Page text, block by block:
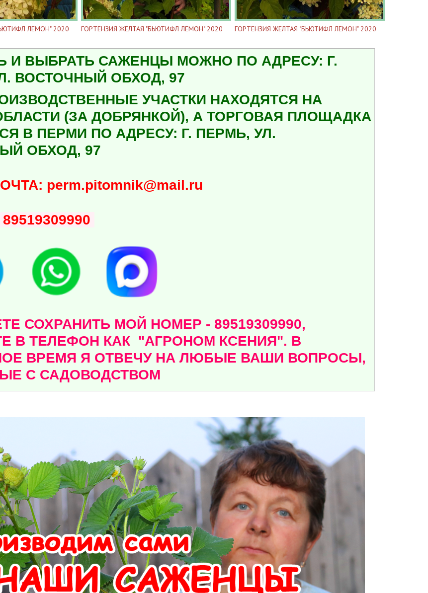
ЛЕМОН" 2020 ГОРТЕНЗИЯ ЖЕЛТАЯ "БЬЮТИФЛ ЛЕМОН" 2020 ГОРТЕНЗИЯ ЖЕЛТАЯ "БЬЮТИФЛ ЛЕМОН" 2020
И ВЫБРАТЬ САЖЕНЦЫ МОЖНО ПО АДРЕСУ: Г.
ВОСТОЧНЫЙ ОБХОД, 97
УЧАСТКИ НАХОДЯТСЯ НА
(ЗА ДОБРЯНКОЙ), А ТОРГОВАЯ ПЛОЩАДКА
В ПЕРМИ ПО АДРЕСУ: Г. ПЕРМЬ, УЛ.
ОБХОД, 97
perm.pitomnik@mail.ru
СОХРАНИТЬ МОЙ НОМЕР - 89519309990,
В ТЕЛЕФОН КАК "АГРОНОМ КСЕНИЯ". В
ВРЕМЯ Я ОТВЕЧУ НА ЛЮБЫЕ ВАШИ ВОПРОСЫ,
С САДОВОДСТВОМ